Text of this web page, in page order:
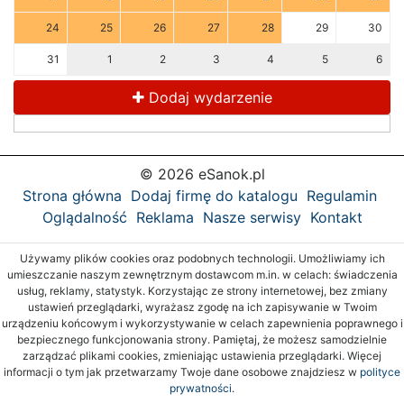
24 25 26 27 28 29 30
31 1 2 3 4 5 6
Dodaj wydarzenie
© 2026 eSanok.pl
Strona główna Dodaj firmę do katalogu Regulamin
Oglądalność Reklama Nasze serwisy Kontakt
Używamy plików cookies oraz podobnych technologii. Umożliwiamy ich
umieszczanie naszym zewnętrznym dostawcom m.in. w celach: świadczenia
usług, reklamy, statystyk. Korzystając ze strony internetowej, bez zmiany
ustawień przeglądarki, wyrażasz zgodę na ich zapisywanie w Twoim
urządzeniu końcowym i wykorzystywanie w celach zapewnienia poprawnego i
bezpiecznego funkcjonowania strony. Pamiętaj, że możesz samodzielnie
zarządzać plikami cookies, zmieniając ustawienia przeglądarki. Więcej
informacji o tym jak przetwarzamy Twoje dane osobowe znajdziesz w polityce
prywatności.